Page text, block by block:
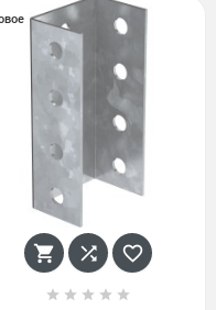
  
    